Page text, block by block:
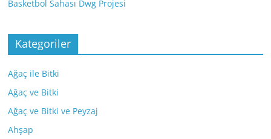
Basketbol Sahası Dwg Projesi
Kategoriler
Ağaç ile Bitki
Ağaç ve Bitki
Ağaç ve Bitki ve Peyzaj
Ahşap